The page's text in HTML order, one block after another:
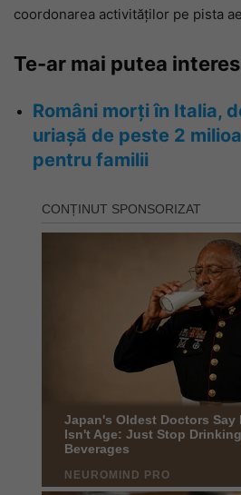
coordonarea activităților pe pista
Te-ar mai putea
Români morți în Italia,
uriașă de peste 2
pentru familii